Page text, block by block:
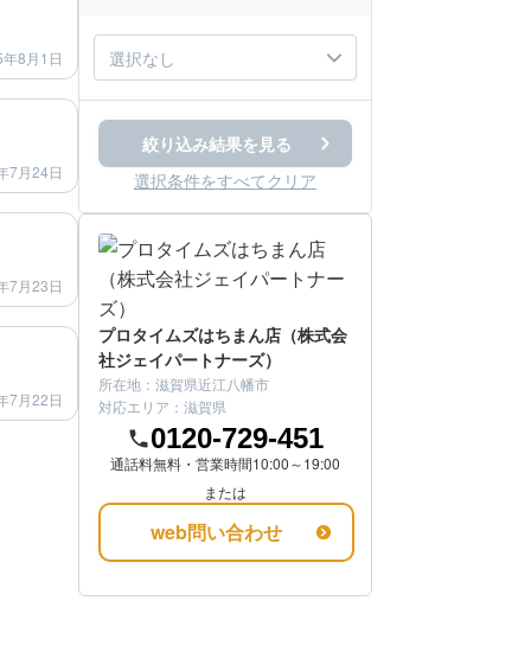
8月1日
7月24日
7月23日
7月22日
選択なし
絞り込み結果を見る
選択条件をすべてクリア
プロタイムズはちまん店（株式会
社ジェイパートナーズ）
所在地： 滋賀県近江八幡市
対応エリア： 滋賀県
0120-729-451
通話料無料・営業時間10:00～19:00
または
web問い合わせ